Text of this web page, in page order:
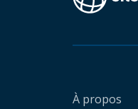
À propos